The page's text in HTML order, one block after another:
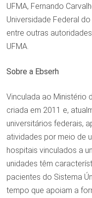
UFMA, Fernando
Universidade Federal
entre outras
UFMA.
Sobre a Ebserh
Vinculada ao Ministério
criada em 2011 e,
universitários federais,
atividades por meio de
hospitais vinculados a
unidades têm
pacientes do Sistema
tempo que apoiam a